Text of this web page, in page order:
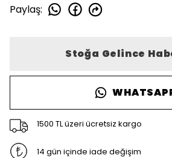
Paylaş:
Stoğa Gelince
1500 TL üzeri ücretsiz kargo
14 gün içinde iade değişim